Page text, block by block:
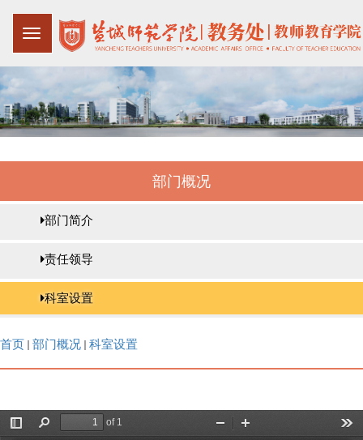
部门概况
部门简介
责任领导
科室设置
首页 部门概况 科室设置